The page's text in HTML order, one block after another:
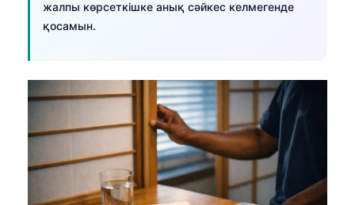
жалпы көрсеткішке анық сәйкес келмегенде
қосамын.